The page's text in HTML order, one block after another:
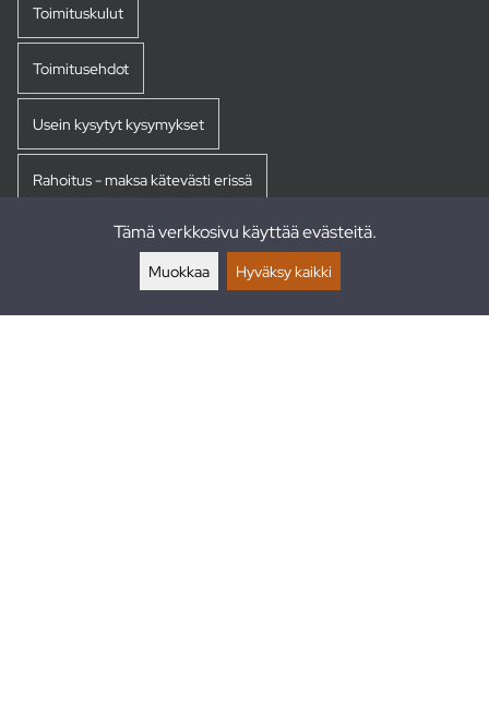
Toimituskulut
Toimitusehdot
Usein kysytyt kysymykset
Rahoitus - maksa kätevästi erissä
Tämä verkkosivu käyttää evästeitä.
Muokkaa Hyväksy kaikki